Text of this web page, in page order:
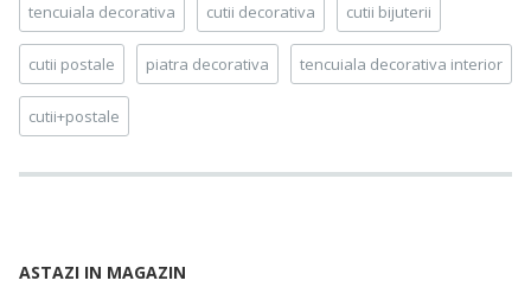
tencuiala decorativa cutii decorativa cutii bijuterii
cutii postale piatra decorativa tencuiala decorativa interior
cutii+postale
ASTAZI IN MAGAZIN